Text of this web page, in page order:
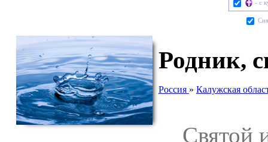
- с
Родник,
Россия » Калужская
Святой